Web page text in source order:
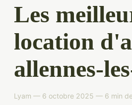
Les
location
allennes-
Lyam — 6 octobre 2025 — 6 min